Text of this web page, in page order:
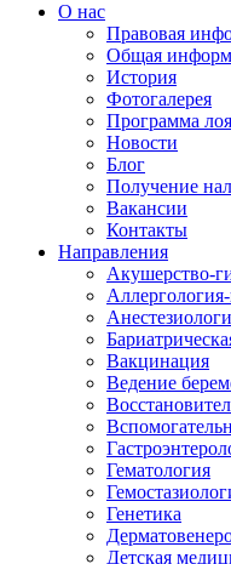
О нас
Правовая
Общая
История
Фотогалерея
Программа
Новости
Блог
Получение
Вакансии
Контакты
Направления
Акушерство-
Вакцинация
Ведение
Гематология
Генетика
Детская